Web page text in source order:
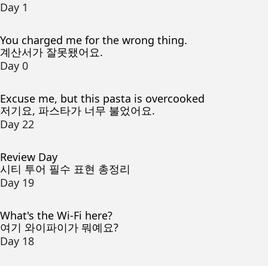
Day 1
You charged me for the wrong thing.
계산서가 잘못됐어요.
Day 0
Excuse me, but this pasta is overcooked
저기요, 파스타가 너무 불었어요.
Day 22
Review Day
시티 투어 필수 표현 총정리
Day 19
What's the Wi-Fi here?
여기 와이파이가 뭐예요?
Day 18